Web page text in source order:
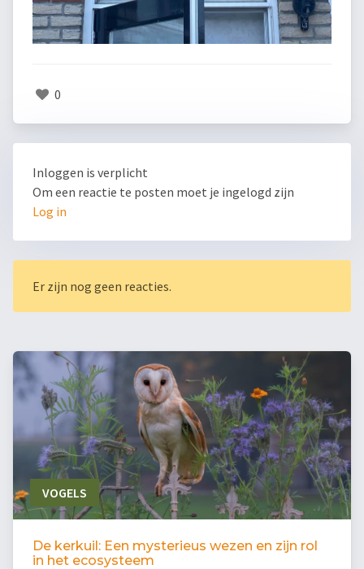
0
Inloggen is verplicht
Om een reactie te posten moet je ingelogd zijn
Log in
Er zijn nog geen reacties.
VOGELS
De kerkuil: Een mysterieus wezen en zijn rol
in het ecosysteem